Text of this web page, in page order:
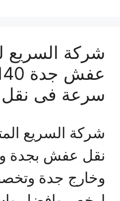
شركة السريع
عفش
سرعة فى نقل
شركة السريع
نقل عفش بجدة
وخارج جدة